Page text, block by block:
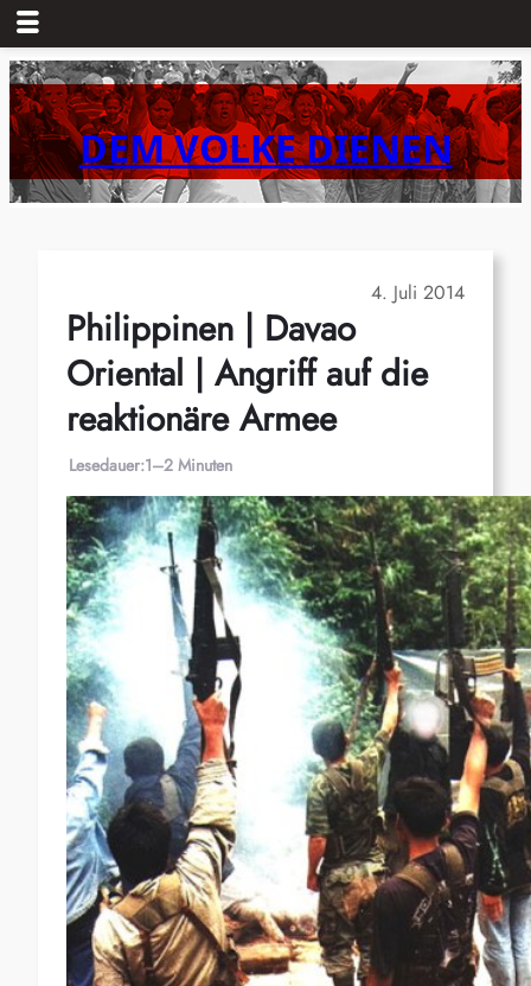
Zum
Inhalt
springenDEM VOLKE DIENEN
4. Juli 2014
Philippinen | Davao
Oriental | Angriff auf die
reaktionäre Armee
Lesedauer:1–2 Minuten